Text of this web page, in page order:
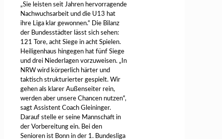
„Sie leisten seit Jahren hervorragende
Nachwuchsarbeit und die U13 hat
ihre Liga klar gewonnen.“ Die Bilanz
der Bundesstädter lässt sich sehen:
121 Tore, acht Siege in acht Spielen.
Heiligenhaus hingegen hat fünf Siege
und drei Niederlagen vorzuweisen. „In
NRW wird körperlich härter und
taktisch strukturierter gespielt. Wir
gehen als klarer Außenseiter rein,
werden aber unsere Chancen nutzen“,
sagt Assistent Coach Gleininger.
Darauf stelle er seine Mannschaft in
der Vorbereitung ein. Bei den
Senioren ist Bonn in der 1. Bundesliga